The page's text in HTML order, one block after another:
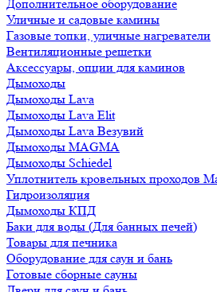
Дополнительное оборудование
Уличные и садовые камины
Газовые топки, уличные нагреватели
Вентиляционные решетки
Аксессуары, опции для каминов
Дымоходы
Дымоходы Lava
Дымоходы Lava Elit
Дымоходы Lava Везувий
Дымоходы MAGMA
Дымоходы Schiedel
Уплотнитель кровельных проходов
Гидроизоляция
Дымоходы КПД
Баки для воды (Для банных печей)
Товары для печника
Оборудование для саун и бань
Готовые сборные сауны